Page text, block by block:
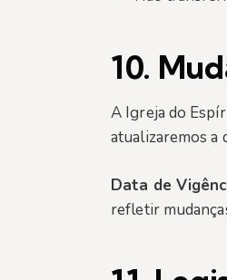
10.
A Igreja do
atualizaremos a
Data de
refletir